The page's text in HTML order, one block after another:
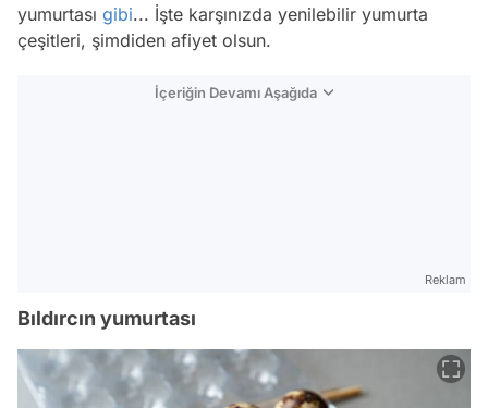
yumurtası gibi... İşte karşınızda yenilebilir yumurta
çeşitleri, şimdiden afiyet olsun.
İçeriğin Devamı Aşağıda
Reklam
Bıldırcın yumurtası